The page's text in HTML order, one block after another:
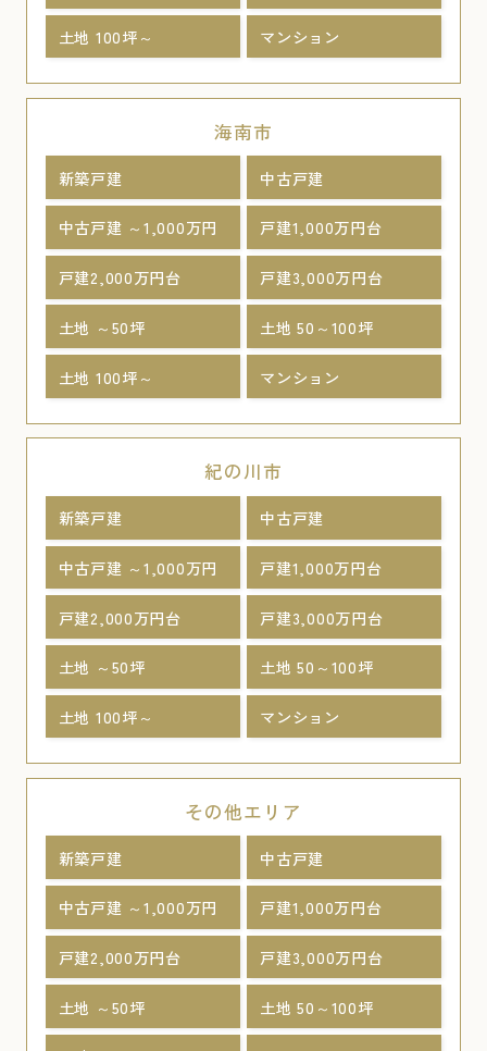
土地 100坪～ マンション
海南市
新築戸建 中古戸建
中古戸建 ～1,000万円 戸建1,000万円台
戸建2,000万円台 戸建3,000万円台
土地 ～50坪 土地 50～100坪
土地 100坪～ マンション
紀の川市
新築戸建 中古戸建
中古戸建 ～1,000万円 戸建1,000万円台
戸建2,000万円台 戸建3,000万円台
土地 ～50坪 土地 50～100坪
土地 100坪～ マンション
その他エリア
新築戸建 中古戸建
中古戸建 ～1,000万円 戸建1,000万円台
戸建2,000万円台 戸建3,000万円台
土地 ～50坪 土地 50～100坪